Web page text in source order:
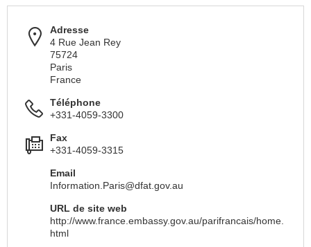
Adresse
4 Rue Jean Rey
75724
Paris
France
Téléphone
+331-4059-3300
Fax
+331-4059-3315
Email
Information.Paris@dfat.gov.au
URL de site web
http://www.france.embassy.gov.au/parifrancais/home.
html